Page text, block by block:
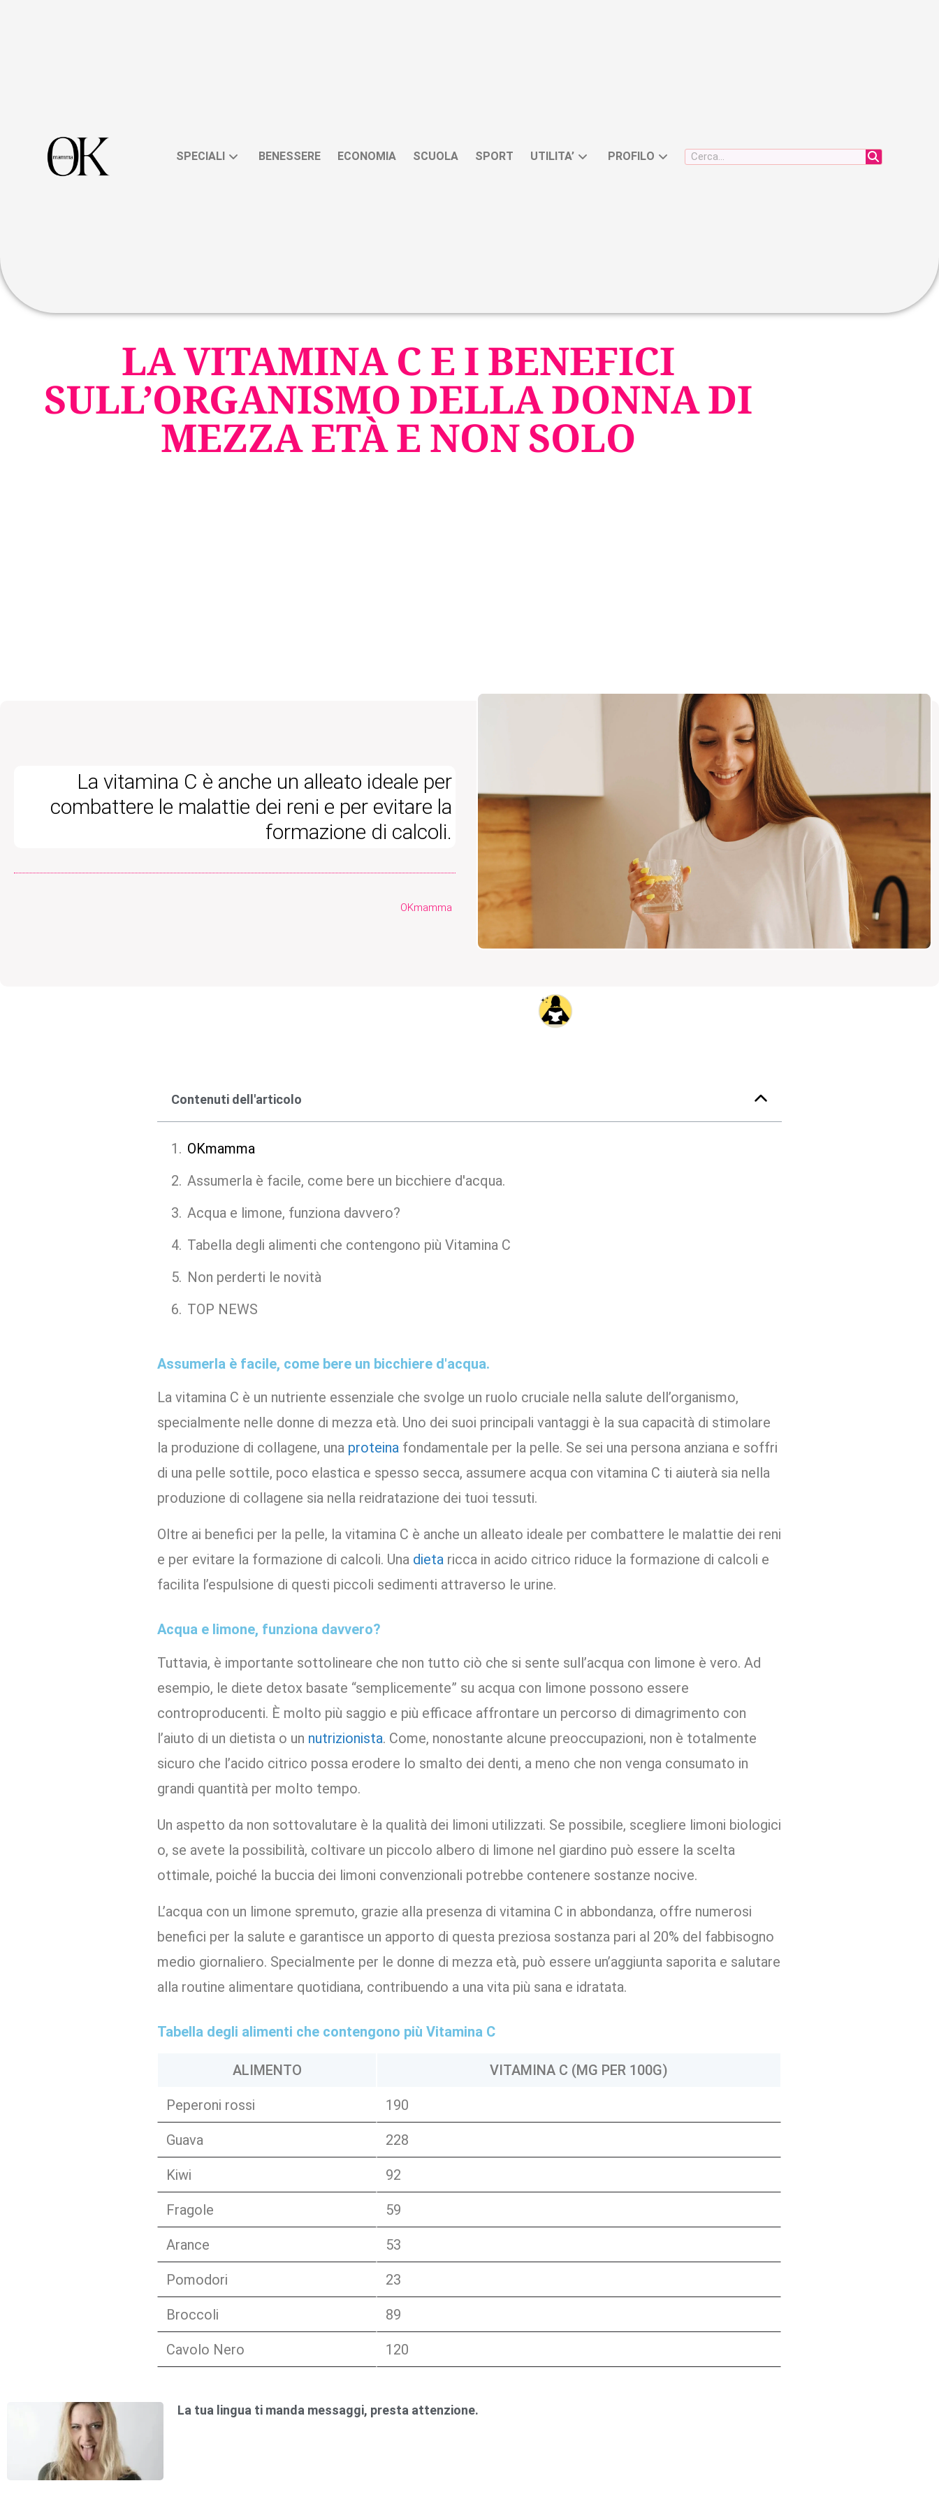
SPECIALI BENESSERE ECONOMIA SCUOLA SPORT UTILITA’ PROFILO
LA VITAMINA C E I BENEFICI
SULL’ORGANISMO DELLA DONNA DI
MEZZA ETÀ E NON SOLO
La vitamina C è anche un alleato ideale per
combattere le malattie dei reni e per evitare la
formazione di calcoli.
OKmamma
Contenuti dell'articolo
OKmamma
Assumerla è facile, come bere un bicchiere d'acqua.
Acqua e limone, funziona davvero?
Tabella degli alimenti che contengono più Vitamina C
Non perderti le novità
TOP NEWS
Assumerla è facile, come bere un bicchiere d'acqua.
La vitamina C è un nutriente essenziale che svolge un ruolo cruciale nella salute dell’organismo,
specialmente nelle donne di mezza età. Uno dei suoi principali vantaggi è la sua capacità di stimolare
la produzione di collagene, una proteina fondamentale per la pelle. Se sei una persona anziana e soffri
di una pelle sottile, poco elastica e spesso secca, assumere acqua con vitamina C ti aiuterà sia nella
produzione di collagene sia nella reidratazione dei tuoi tessuti.
Oltre ai benefici per la pelle, la vitamina C è anche un alleato ideale per combattere le malattie dei reni
e per evitare la formazione di calcoli. Una dieta ricca in acido citrico riduce la formazione di calcoli e
facilita l’espulsione di questi piccoli sedimenti attraverso le urine.
Acqua e limone, funziona davvero?
Tuttavia, è importante sottolineare che non tutto ciò che si sente sull’acqua con limone è vero. Ad
esempio, le diete detox basate “semplicemente” su acqua con limone possono essere
controproducenti. È molto più saggio e più efficace affrontare un percorso di dimagrimento con
l’aiuto di un dietista o un nutrizionista. Come, nonostante alcune preoccupazioni, non è totalmente
sicuro che l’acido citrico possa erodere lo smalto dei denti, a meno che non venga consumato in
grandi quantità per molto tempo.
Un aspetto da non sottovalutare è la qualità dei limoni utilizzati. Se possibile, scegliere limoni biologici
o, se avete la possibilità, coltivare un piccolo albero di limone nel giardino può essere la scelta
ottimale, poiché la buccia dei limoni convenzionali potrebbe contenere sostanze nocive.
L’acqua con un limone spremuto, grazie alla presenza di vitamina C in abbondanza, offre numerosi
benefici per la salute e garantisce un apporto di questa preziosa sostanza pari al 20% del fabbisogno
medio giornaliero. Specialmente per le donne di mezza età, può essere un’aggiunta saporita e salutare
alla routine alimentare quotidiana, contribuendo a una vita più sana e idratata.
Tabella degli alimenti che contengono più Vitamina C
ALIMENTO VITAMINA C (MG PER 100G)
Peperoni rossi 190
Guava 228
Kiwi 92
Fragole 59
Arance 53
Pomodori 23
Broccoli 89
Cavolo Nero 120
La tua lingua ti manda messaggi, presta attenzione.